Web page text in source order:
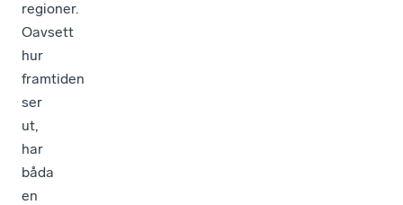
regioner.
Oavsett
hur
framtiden
ser
ut,
har
båda
en